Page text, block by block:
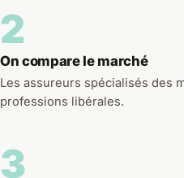
2
On compare le marché
Les assureurs spécialisés des
professions libérales.
3